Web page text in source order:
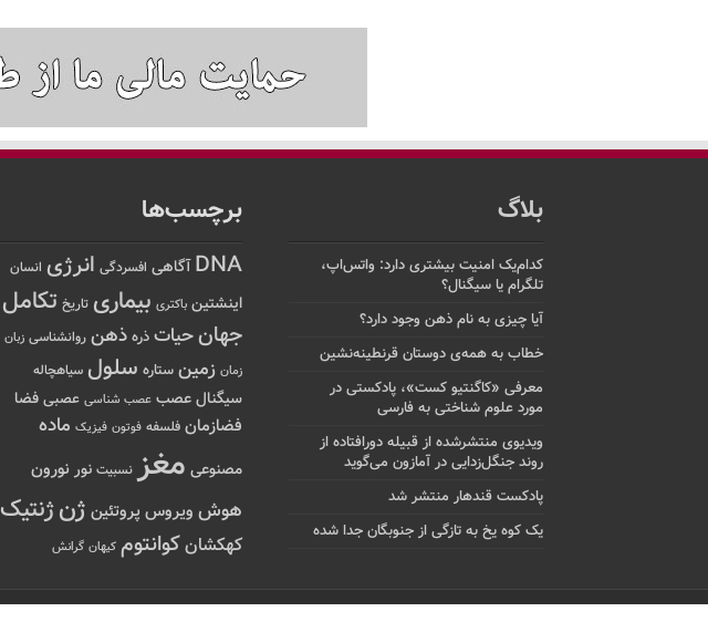
بلاگ
کدام‌یک امنیت بیشتری دارد: واتس‌اپ،
تلگرام یا سیگنال؟
آیا چیزی به نام ذهن وجود دارد؟
خطاب به همه‌ی دوستان قرنطینه‌نشین
معرفی «کاگنتیو کست»، پادکستی در
مورد علوم شناختی به فارسی
ویدیوی منتشرشده از قبیله دورافتاده‌ از
روند جنگل‌زدایی در آمازون می‌گوید
پادکست قندهار منتشر شد
یک کوه یخ به تازگی از جنوبگان جدا شده
برچسب‌ها
DNA آگاهی افسردگی انرژی انسان
اینشتین باکتری بیماری تاریخ تکامل
جهانحیات ذره ذهن روانشناسی زبان
زمان زمین ستاره سلول سیاهچاله
سیگنالعصب عصب شناسی عصبی فضا
فضازمان فلسفه فوتون فیزیک ماده
مصنوعی مغز نسبیت نور نورون
هوش ویروس پروتئین ژنژنتیک
کهکشانکوانتوم کیهان گرانش